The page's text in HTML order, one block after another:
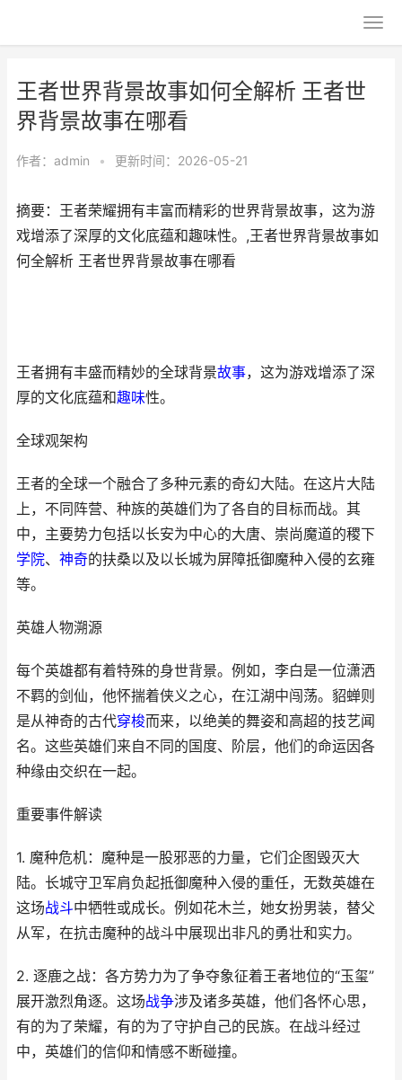
王者世界背景故事如何全解析 王者世
界背景故事在哪看
作者： admin • 更新时间：2026-05-21
摘要：王者荣耀拥有丰富而精彩的世界背景故事，这为游
戏增添了深厚的文化底蕴和趣味性。,王者世界背景故事如
何全解析 王者世界背景故事在哪看
王者拥有丰盛而精妙的全球背景故事，这为游戏增添了深
厚的文化底蕴和趣味性。
全球观架构
王者的全球一个融合了多种元素的奇幻大陆。在这片大陆
上，不同阵营、种族的英雄们为了各自的目标而战。其
中，主要势力包括以长安为中心的大唐、崇尚魔道的稷下
学院、 神奇的扶桑以及以长城为屏障抵御魔种入侵的玄雍
等。
英雄人物溯源
每个英雄都有着特殊的身世背景。例如，李白是一位潇洒
不羁的剑仙，他怀揣着侠义之心，在江湖中闯荡。貂蝉则
是从神奇的古代穿梭而来，以绝美的舞姿和高超的技艺闻
名。这些英雄们来自不同的国度、阶层，他们的命运因各
种缘由交织在一起。
重要事件解读
1. 魔种危机：魔种是一股邪恶的力量，它们企图毁灭大
陆。长城守卫军肩负起抵御魔种入侵的重任，无数英雄在
这场战斗中牺牲或成长。例如花木兰，她女扮男装，替父
从军，在抗击魔种的战斗中展现出非凡的勇壮和实力。
2. 逐鹿之战：各方势力为了争夺象征着王者地位的“玉玺”
展开激烈角逐。这场战争涉及诸多英雄，他们各怀心思，
有的为了荣耀，有的为了守护自己的民族。在战斗经过
中，英雄们的信仰和情感不断碰撞。